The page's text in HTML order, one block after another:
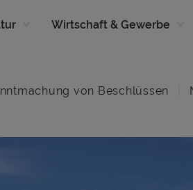
Wirtschaft & Gewerbe
von Beschlüssen